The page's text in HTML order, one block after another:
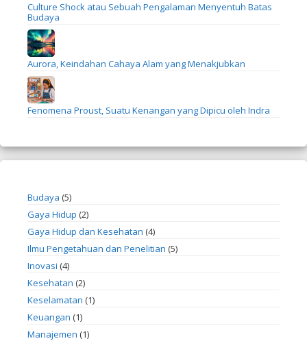
Culture Shock atau Sebuah Pengalaman Menyentuh Batas
Budaya
Aurora, Keindahan Cahaya Alam yang Menakjubkan
Fenomena Proust, Suatu Kenangan yang Dipicu oleh Indra
Budaya (5)
Gaya Hidup (2)
Gaya Hidup dan Kesehatan (4)
Ilmu Pengetahuan dan Penelitian (5)
Inovasi (4)
Kesehatan (2)
Keselamatan (1)
Keuangan (1)
Manajemen (1)